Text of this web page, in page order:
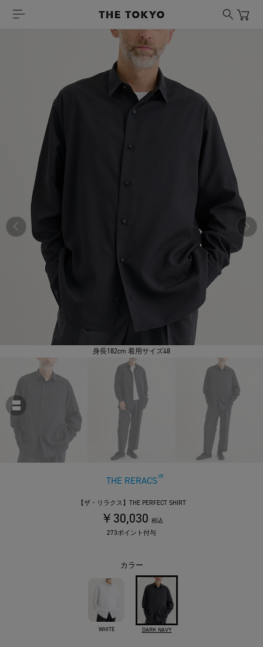
身長182cm 着用サイズ48
THE RERACS
【ザ・リラクス】THE PERFECT SHIRT
￥30,030 税込
273ポイント付与
カラー
WHITE DARK NAVY